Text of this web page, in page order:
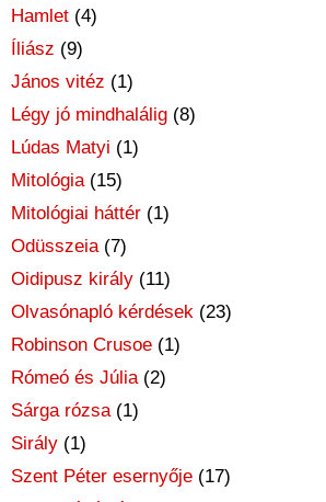
Hamlet (4)
Íliász (9)
János vitéz (1)
Légy jó mindhalálig (8)
Lúdas Matyi (1)
Mitológia(15)
Mitológiai háttér (1)
Odüsszeia(7)
Oidipusz király (11)
Olvasónapló kérdések (23)
Robinson Crusoe (1)
Rómeó és Júlia(2)
Sárga rózsa(1)
Sirály (1)
Szent Péter esernyője (17)